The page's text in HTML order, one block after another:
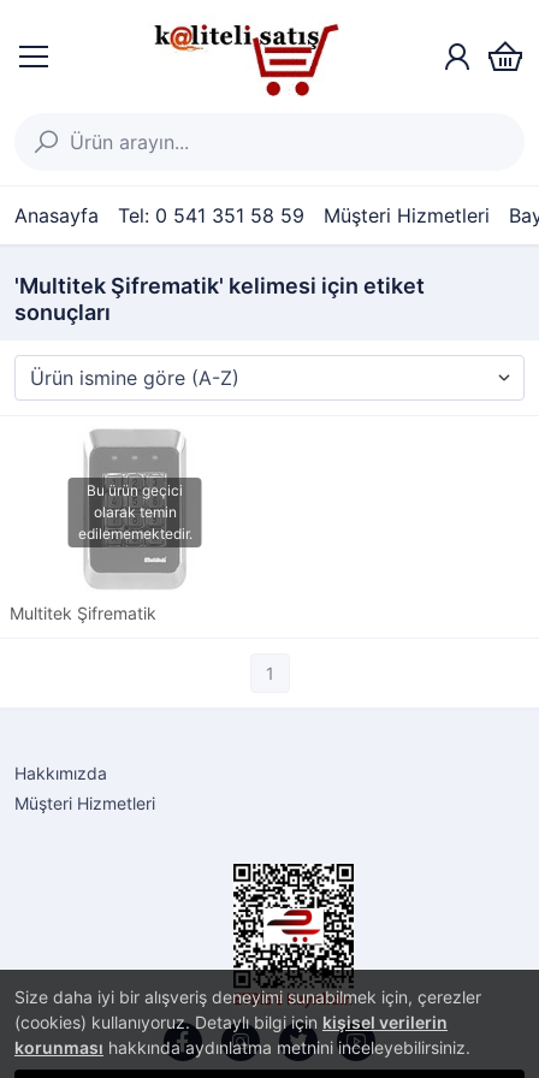
Anasayfa Tel: 0 541 351 58 59 Müşteri Hizmetleri
Size daha iyi bir alışveriş deneyimi sunabilmek için, çerezler
(cookies) kullanıyoruz. Detaylı bilgi için kişisel verilerin
korunması hakkında aydınlatma metnini inceleyebilirsiniz.
'Multitek Şifrematik' kelimesi için etiket
sonuçları
Multitek Şifrematik
1
Hakkımızda
Müşteri Hizmetleri